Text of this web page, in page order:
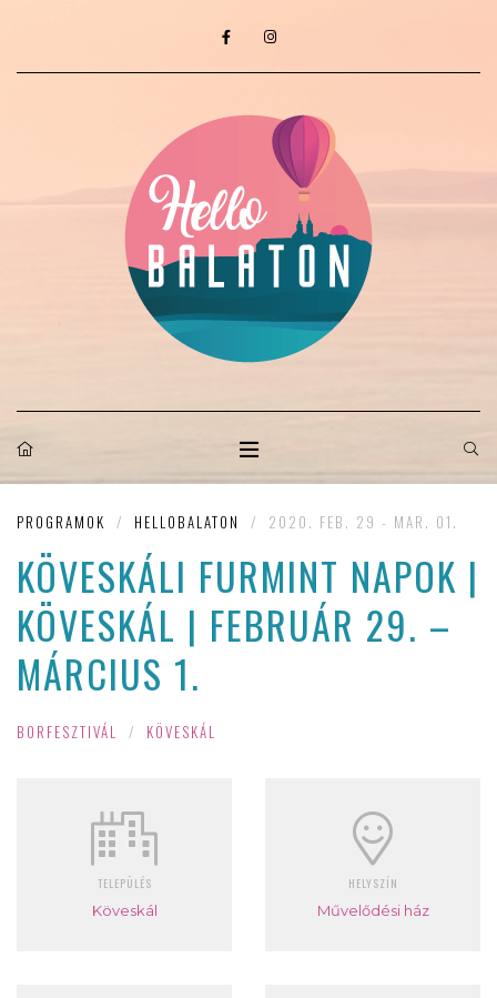
PROGRAMOK / HELLOBALATON / 2020. FEB. 29 - MAR. 01.
KÖVESKÁLI FURMINT NAPOK |
KÖVESKÁL | FEBRUÁR 29. –
MÁRCIUS 1.
BORFESZTIVÁL / KÖVESKÁL
TELEPÜLÉS
Köveskál
HELYSZÍN
Művelődési ház